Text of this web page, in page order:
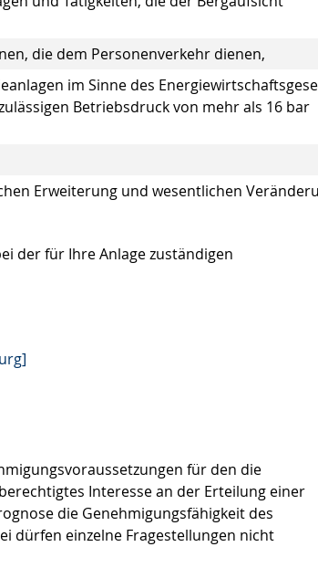
die dem Personenverkehr dienen,
im Sinne des
Betriebsdruck von mehr als 16 bar
Erweiterung und wesentlichen
der für Ihre Anlage zuständigen
für den die
Interesse an der Erteilung einer
die Genehmigungsfähigkeit des
dürfen einzelne Fragestellungen nicht